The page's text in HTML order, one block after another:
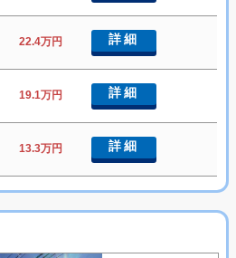
22.4万円 詳細
19.1万円 詳細
13.3万円 詳細